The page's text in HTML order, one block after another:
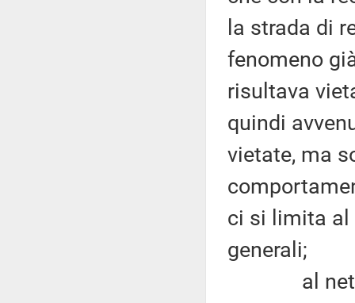
la strada di
fenomeno
risultava
quindi
vietate, ma
ci si limita al
generali;
al netto di